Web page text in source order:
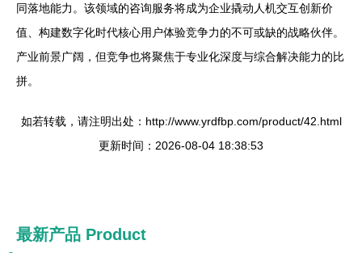
同落地能力。该领域的咨询服务将成为企业撬动人机交互创新价
值、构建数字化时代核心用户体验竞争力的不可或缺的战略伙伴。
产业前景广阔，但竞争也将聚焦于专业化深度与综合解决能力的比
拼。
如若转载，请注明出处：http://www.yrdfbp.com/product/42.html
更新时间：2026-08-04 18:38:53
最新产品 Product